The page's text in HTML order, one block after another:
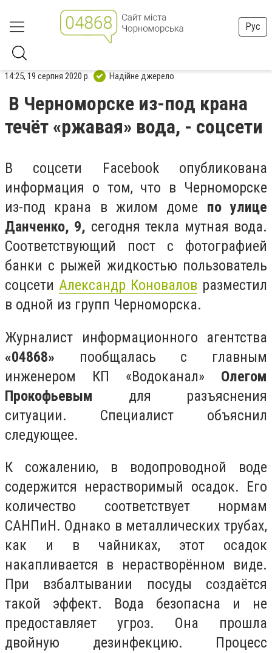
Рус
14:25, 19 серпня 2020 р. Надійне джерело
В Черноморске из-под крана
течёт «ржавая» вода, - соцсети
В соцсети Facebook опубликована
информация о том, что в Черноморске
из-под крана в жилом доме по улице
Данченко, 9, сегодня текла мутная вода.
Соответствующий пост с фотографией
банки с рыжей жидкостью пользователь
соцсети Александр Коновалов разместил
в одной из групп Черноморска.
Журналист информационного агентства
«04868» пообщалась с главным
инженером КП «Водоканал» Олегом
Прокофьевым для разъяснения
ситуации. Специалист объяснил
следующее.
К сожалению, в водопроводной воде
содержится нерастворимый осадок. Его
количество соответствует нормам
САНПиН. Однако в металлических трубах,
как и в чайниках, этот осадок
накапливается в нерастворённом виде.
При взбалтывании посуды создаётся
такой эффект. Вода безопасна и не
предоставляет угроз. Она прошла
двойную дезинфекцию. Процесс